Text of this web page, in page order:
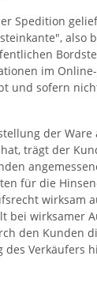
Spedition
also
im
und sofern
der
trägt der
für die
wirksam
bei wirksamer
den Kunden
Verkäufers